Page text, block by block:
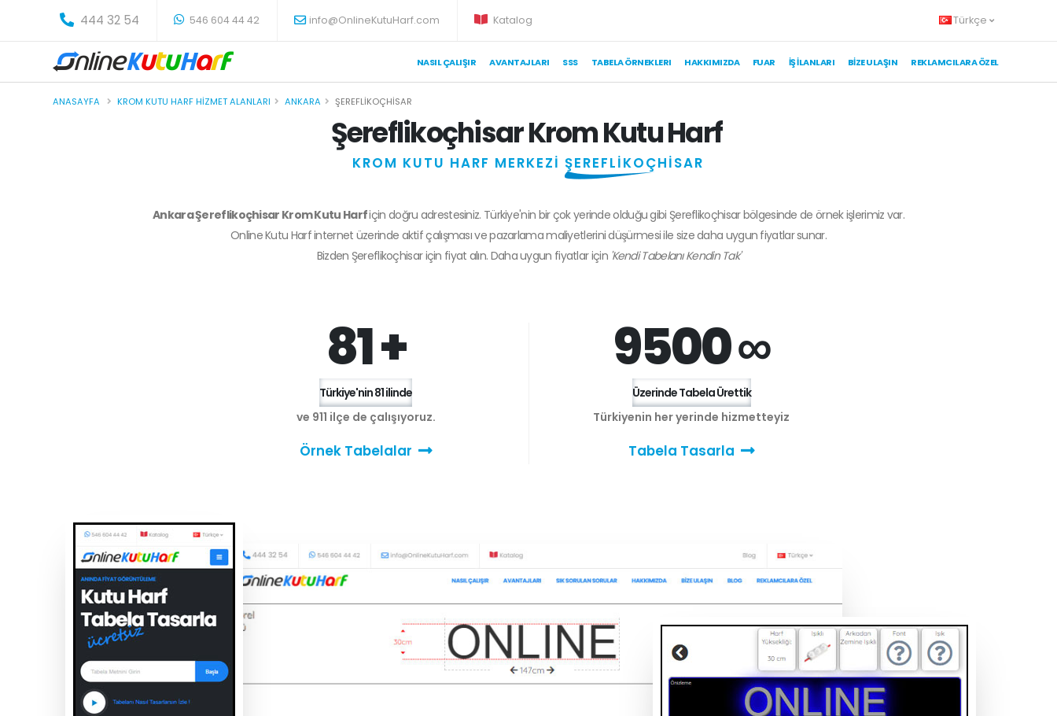
444 32 54 546 604 44 42 info@OnlineKutuHarf.com Katalog Türkçe
NASIL ÇALIŞIR AVANTAJLARI SSS TABELA ÖRNEKLERI HAKKIMIZDA FUAR İŞ İLANLARI BIZE ULAŞIN REKLAMCILARA ÖZEL
ANASAYFA KROM KUTU HARF HIZMET ALANLARI ANKARA ŞEREFLIKOÇHISAR
Şereflikoçhisar Krom Kutu Harf
KROM KUTU HARF MERKEZİ ŞEREFLİKOÇHİSAR
Ankara Şereflikoçhisar Krom Kutu Harfiçin doğru adrestesiniz. Türkiye'nin bir çok yerinde olduğu gibi Şereflikoçhisar bölgesinde de örnek işlerimiz var.
Online Kutu Harf internet üzerinde aktif çalışması ve pazarlama maliyetlerini düşürmesi ile size daha uygun fiyatlar sunar.
Bizden Şereflikoçhisariçin fiyat alın. Daha uygun fiyatlar için 'Kendi Tabelanı Kendin Tak'
81 +
Türkiye'nin 81 ilinde
ve 911 ilçe de çalışıyoruz.
Örnek Tabelalar
9500 ∞
Üzerinde Tabela Ürettik
Türkiyenin her yerinde hizmetteyiz
Tabela Tasarla